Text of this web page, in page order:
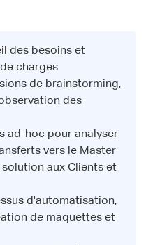
des besoins et
charges
de brainstorming,
des
ad-hoc pour analyser
vers le Master
aux Clients et
d'automatisation,
de maquettes et